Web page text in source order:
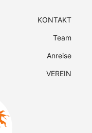
KONTAKT
Team
Anreise
VEREIN